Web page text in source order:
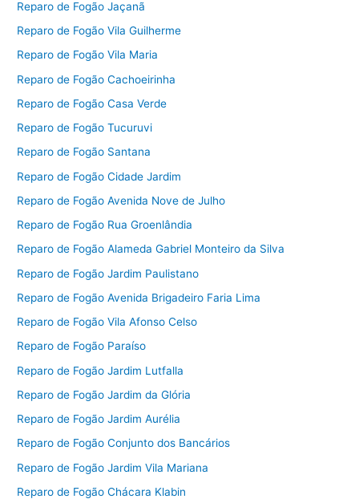
Reparo de Fogão Jaçanã
Reparo de Fogão Vila Guilherme
Reparo de Fogão Vila Maria
Reparo de Fogão Cachoeirinha
Reparo de Fogão Casa Verde
Reparo de Fogão Tucuruvi
Reparo de Fogão Santana
Reparo de Fogão Cidade Jardim
Reparo de Fogão Avenida Nove de Julho
Reparo de Fogão Rua Groenlândia
Reparo de Fogão Alameda Gabriel Monteiro da Silva
Reparo de Fogão Jardim Paulistano
Reparo de Fogão Avenida Brigadeiro Faria Lima
Reparo de Fogão Vila Afonso Celso
Reparo de Fogão Paraíso
Reparo de Fogão Jardim Lutfalla
Reparo de Fogão Jardim da Glória
Reparo de Fogão Jardim Aurélia
Reparo de Fogão Conjunto dos Bancários
Reparo de Fogão Jardim Vila Mariana
Reparo de Fogão Chácara Klabin